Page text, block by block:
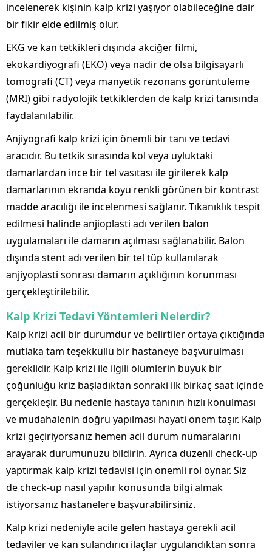
incelenerek kişinin kalp krizi yaşıyor olabileceğine dair
bir fikir elde edilmiş olur.
EKG ve kan tetkikleri dışında akciğer filmi,
ekokardiyografi (EKO) veya nadir de olsa bilgisayarlı
tomografi (CT) veya manyetik rezonans görüntüleme
(MRI) gibi radyolojik tetkiklerden de kalp krizi tanısında
faydalanılabilir.
Anjiyografi kalp krizi için önemli bir tanı ve tedavi
aracıdır. Bu tetkik sırasında kol veya uyluktaki
damarlardan ince bir tel vasıtası ile girilerek kalp
damarlarının ekranda koyu renkli görünen bir kontrast
madde aracılığı ile incelenmesi sağlanır. Tıkanıklık tespit
edilmesi halinde anjioplasti adı verilen balon
uygulamaları ile damarın açılması sağlanabilir. Balon
dışında stent adı verilen bir tel tüp kullanılarak
anjiyoplasti sonrası damarın açıklığının korunması
gerçekleştirilebilir.
Kalp Krizi Tedavi Yöntemleri Nelerdir?
Kalp krizi acil bir durumdur ve belirtiler ortaya çıktığında
mutlaka tam teşekküllü bir hastaneye başvurulması
gereklidir. Kalp krizi ile ilgili ölümlerin büyük bir
çoğunluğu kriz başladıktan sonraki ilk birkaç saat içinde
gerçekleşir. Bu nedenle hastaya tanının hızlı konulması
ve müdahalenin doğru yapılması hayati önem taşır. Kalp
krizi geçiriyorsanız hemen acil durum numaralarını
arayarak durumunuzu bildirin. Ayrıca düzenli check-up
yaptırmak kalp krizi tedavisi için önemli rol oynar. Siz
de check-up nasıl yapılır konusunda bilgi almak
istiyorsanız hastanelere başvurabilirsiniz.
Kalp krizi nedeniyle acile gelen hastaya gerekli acil
tedaviler ve kan sulandırıcı ilaçlar uygulandıktan sonra